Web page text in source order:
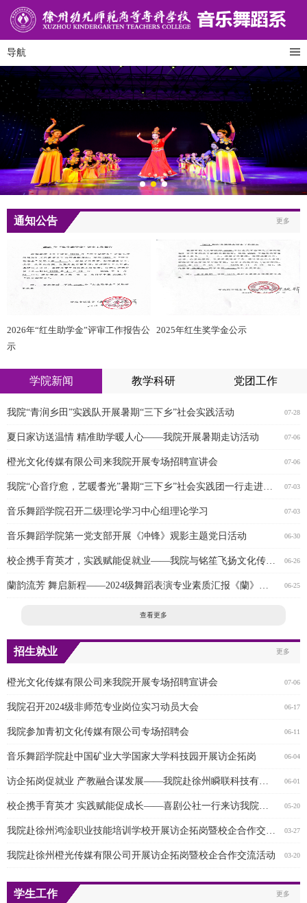
导航
更多
通知公告
2026年“红生助学金”评审工作报告公
示
2025年红生奖学金公示
学院新闻 教学科研 党团工作
07-28
我院“青润乡田”实践队开展暑期“三下乡”社会实践活动
07-06
夏日家访送温情 精准助学暖人心——我院开展暑期走访活动
07-06
橙光文化传媒有限公司来我院开展专场招聘宣讲会
07-03
07-03
音乐舞蹈学院召开二级理论学习中心组理论学习
06-30
音乐舞蹈学院第一党支部开展《冲锋》观影主题党日活动
06-26
06-25
查看更多
更多
招生就业
07-06
橙光文化传媒有限公司来我院开展专场招聘宣讲会
06-17
我院召开2024级非师范专业岗位实习动员大会
06-11
我院参加青初文化传媒有限公司专场招聘会
06-04
音乐舞蹈学院赴中国矿业大学国家大学科技园开展访企拓岗
06-01
05-20
03-27
03-20
我院赴徐州橙光传媒有限公司开展访企拓岗暨校企合作交流活动
更多
学生工作